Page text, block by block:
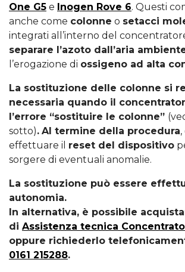
One G5 e Inogen Rove 6. Questi
anche come colonne o setacci
integrati all’interno del
separare l’azoto dall’aria
l’erogazione di ossigeno ad alta
La sostituzione delle colonne si
necessaria quando il
l’errore “sostituire le colonne”
sotto). Al termine della procedura,
effettuare il reset del dispositivo
sorgere di eventuali anomalie.
La sostituzione può essere
autonomia.
In alternativa, è possibile
di Assistenza tecnica
oppure richiederlo
0161 215288.